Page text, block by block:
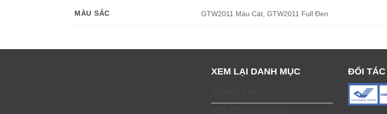
MÀU SẮC GTW2011 Màu Cát, GTW2011 Full Đen
XEM LẠI DANH MỤC ĐỐI TÁC